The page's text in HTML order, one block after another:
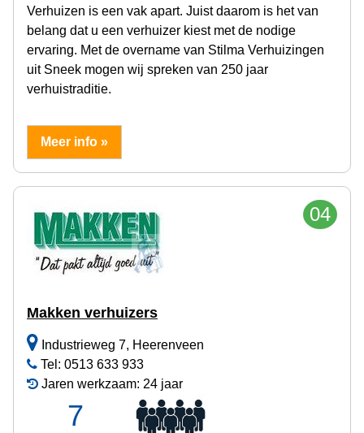
Verhuizen is een vak apart. Juist daarom is het van
belang dat u een verhuizer kiest met de nodige
ervaring. Met de overname van Stilma Verhuizingen
uit Sneek mogen wij spreken van 250 jaar
verhuistraditie.
Meer info »
04
Makken verhuizers
Industrieweg 7, Heerenveen
Tel: 0513 633 933
Jaren werkzaam: 24 jaar
7